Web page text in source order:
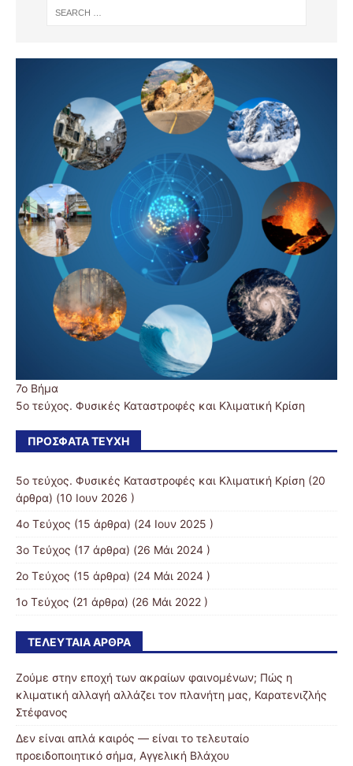
7o Βήμα
5ο τεύχος. Φυσικές Καταστροφές και Κλιματική Κρίση
ΠΡΌΣΦΑΤΑ ΤΕΎΧΗ
5ο τεύχος. Φυσικές Καταστροφές και Κλιματική Κρίση (20
άρθρα) (10 Ιουν 2026 )
4ο Τεύχος (15 άρθρα) (24 Ιουν 2025 )
3ο Τεύχος (17 άρθρα) (26 Μάι 2024 )
2ο Τεύχος (15 άρθρα) (24 Μάι 2024 )
1ο Τεύχος (21 άρθρα) (26 Μάι 2022 )
ΤΕΛΕΥΤΑΊΑ ΆΡΘΡΑ
Ζούμε στην εποχή των ακραίων φαινομένων; Πώς η
κλιματική αλλαγή αλλάζει τον πλανήτη μας, Καρατενιζλής
Στέφανος
Δεν είναι απλά καιρός — είναι το τελευταίο
προειδοποιητικό σήμα, Αγγελική Βλάχου